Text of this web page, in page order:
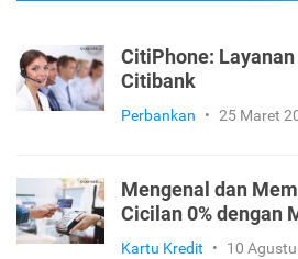
CitiPhone:
Citibank
Perbankan • 25 Maret
Mengenal dan
Cicilan 0% dengan
Kartu Kredit • 10